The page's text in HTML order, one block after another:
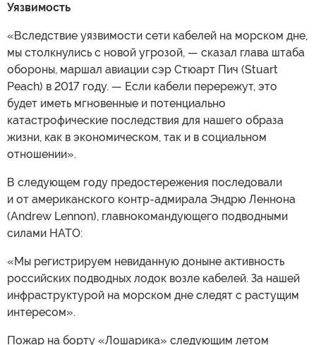
Уязвимость
«Вследствие уязвимости сети кабелей на морском дне,
мы столкнулись с новой угрозой, — сказал глава штаба
обороны, маршал авиации сэр Стюарт Пич (Stuart
Peach) в 2017 году. — Если кабели перережут, это
будет иметь мгновенные и потенциально
катастрофические последствия для нашего образа
жизни, как в экономическом, так и в социальном
отношении».
В следующем году предостережения последовали
и от американского контр-адмирала Эндрю Леннона
(Andrew Lennon), главнокомандующего подводными
силами НАТО:
«Мы регистрируем невиданную доныне активность
российских подводных лодок возле кабелей. За нашей
инфраструктурой на морском дне следят с растущим
интересом».
Пожар на борту «Лошарика» следующим летом